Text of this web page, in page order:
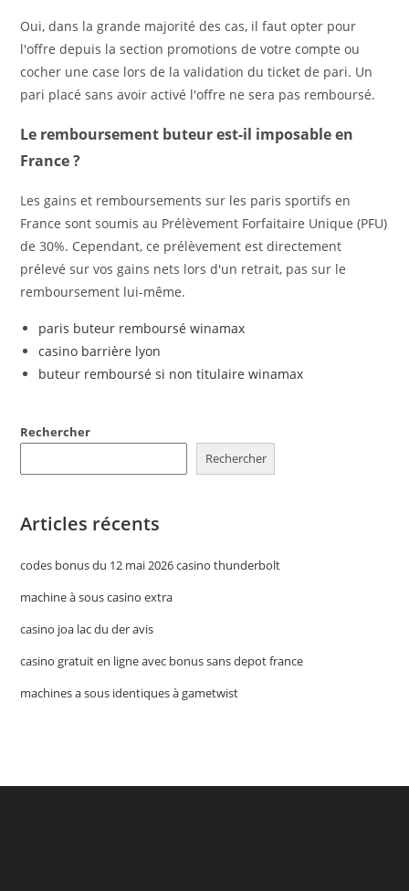
Oui, dans la grande majorité des cas, il faut opter pour
l'offre depuis la section promotions de votre compte ou
cocher une case lors de la validation du ticket de pari. Un
pari placé sans avoir activé l'offre ne sera pas remboursé.
Le remboursement buteur est-il imposable en
France ?
Les gains et remboursements sur les paris sportifs en
France sont soumis au Prélèvement Forfaitaire Unique (PFU)
de 30%. Cependant, ce prélèvement est directement
prélevé sur vos gains nets lors d'un retrait, pas sur le
remboursement lui-même.
paris buteur remboursé winamax
casino barrière lyon
buteur remboursé si non titulaire winamax
Rechercher
Rechercher
Articles récents
codes bonus du 12 mai 2026 casino thunderbolt
machine à sous casino extra
casino joa lac du der avis
casino gratuit en ligne avec bonus sans depot france
machines a sous identiques à gametwist